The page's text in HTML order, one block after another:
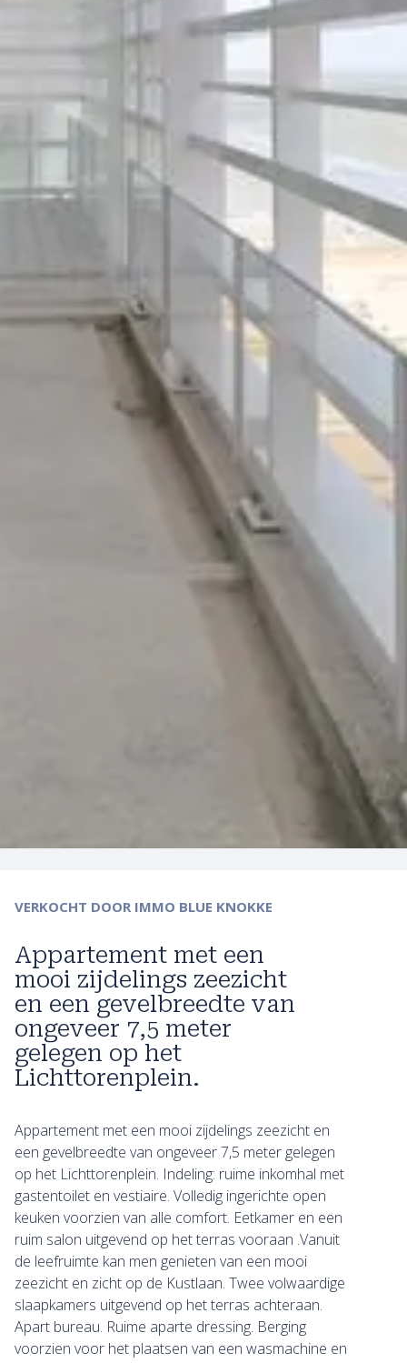
Appartement met een
mooi zijdelings zeezicht
en een gevelbreedte van
ongeveer 7,5 meter
gelegen op het
Lichttorenplein.
VERKOCHT DOOR IMMO BLUE KNOKKE
Appartement met een mooi zijdelings zeezicht en
een gevelbreedte van ongeveer 7,5 meter gelegen
op het Lichttorenplein. Indeling: ruime inkomhal met
gastentoilet en vestiaire. Volledig ingerichte open
keuken voorzien van alle comfort. Eetkamer en een
ruim salon uitgevend op het terras vooraan .Vanuit
de leefruimte kan men genieten van een mooi
zeezicht en zicht op de Kustlaan. Twee volwaardige
slaapkamers uitgevend op het terras achteraan.
Apart bureau. Ruime aparte dressing. Berging
voorzien voor het plaatsen van een wasmachine en